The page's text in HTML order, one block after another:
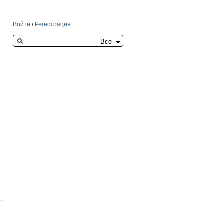
Войти / Регистрация
Search this site